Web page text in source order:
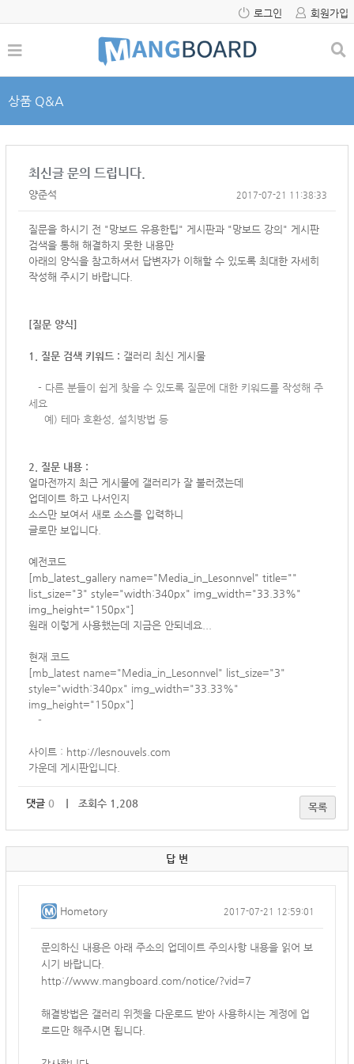
로그인 회원가입
상품 Q&A
최신글 문의 드립니다.
양준석 2017-07-21 11:38:33
질문을 하시기 전 "망보드 유용한팁" 게시판과 "망보드 강의" 게시판
검색을 통해 해결하지 못한 내용만
아래의 양식을 참고하셔서 답변자가 이해할 수 있도록 최대한 자세히
작성해 주시기 바랍니다.
[질문 양식]
1. 질문 검색 키워드 : 갤러리 최신 게시물
- 다른 분들이 쉽게 찾을 수 있도록 질문에 대한 키워드를 작성해 주
세요
예) 테마 호환성, 설치방법 등
2. 질문 내용 :
얼마전까지 최근 게시물에 갤러리가 잘 불러졌는데
업데이트 하고 나서인지
소스만 보여서 새로 소스를 입력하니
글로만 보입니다.
예전코드
[mb_latest_gallery name="Media_in_Lesonnvel" title=""
list_size="3" style="width:340px" img_width="33.33%"
img_height="150px"]
원래 이렇게 사용했는데 지금은 안되네요...
현재 코드
[mb_latest name="Media_in_Lesonnvel" list_size="3"
style="width:340px" img_width="33.33%"
img_height="150px"]
-
사이트 : http://lesnouvels.com
가운데 게시판입니다.
댓글 0 ｜ 조회수 1,208 목록
답 변
Hometory 2017-07-21 12:59:01
문의하신 내용은 아래 주소의 업데이트 주의사항 내용을 읽어 보
시기 바랍니다.
http://www.mangboard.com/notice/?vid=7
해결방법은 갤러리 위젯을 다운로드 받아 사용하시는 계정에 업
로드만 해주시면 됩니다.